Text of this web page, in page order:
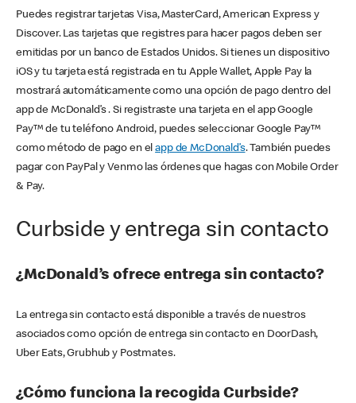
Puedes registrar tarjetas Visa, MasterCard, American Express y
Discover. Las tarjetas que registres para hacer pagos deben ser
emitidas por un banco de Estados Unidos. Si tienes un dispositivo
iOS y tu tarjeta está registrada en tu Apple Wallet, Apple Pay la
mostrará automáticamente como una opción de pago dentro del
app de McDonald’s . Si registraste una tarjeta en el app Google
Pay™ de tu teléfono Android, puedes seleccionar Google Pay™
como método de pago en elapp de McDonald’s. También puedes
pagar con PayPal y Venmo las órdenes que hagas con Mobile Order
& Pay.
Curbside y entrega sin contacto
¿McDonald’s ofrece entrega sin contacto?
La entrega sin contacto está disponible a través de nuestros
asociados como opción de entrega sin contacto en DoorDash,
Uber Eats, Grubhub y Postmates.
¿Cómo funciona la recogida Curbside?